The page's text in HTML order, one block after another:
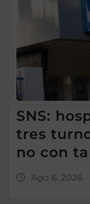
SNS:
tres
no con
Ago 6, 2026